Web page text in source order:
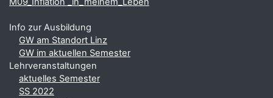
Info zur Ausbildung
GW am Standort Linz
GW im aktuellen Semester
Lehrveranstaltungen
aktuelles Semester
SS 2022